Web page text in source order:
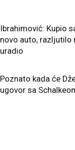
Ibrahimović: Kupio
novo auto, razljutilo
uradio
Poznato kada će
ugovor sa